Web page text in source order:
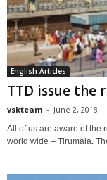
English Articles
TTD issue the
vskteam - June 2, 2018
All of us are aware of the
world wide – Tirumala.